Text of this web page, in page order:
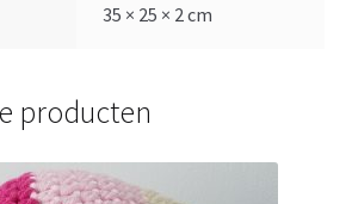
35 × 25 × 2 cm
producten